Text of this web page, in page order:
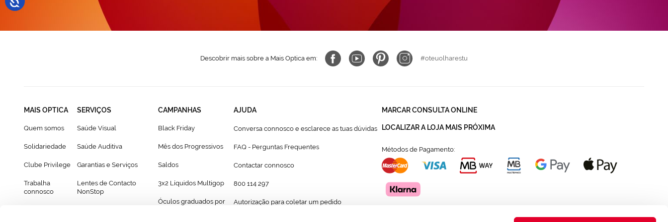
Descobrir mais sobre a Mais Optica em: #oteuolharestu
MAIS OPTICA
Quem somos
Solidariedade
Clube Privilege
Trabalha
connosco
SERVIÇOS
Saúde Visual
Saúde Auditiva
Garantias e Serviços
Lentes de Contacto
NonStop
CAMPANHAS
Black Friday
Mês dos Progressivos
Saldos
3x2 Líquidos Multigop
Óculos graduados por
AJUDA
Conversa connosco e esclarece as tuas dúvidas
FAQ - Perguntas Frequentes
Contactar connosco
800 114 297
Autorização para coletar um pedido
MARCAR CONSULTA ONLINE
LOCALIZAR A LOJA MAIS PRÓXIMA
Métodos de Pagamento: